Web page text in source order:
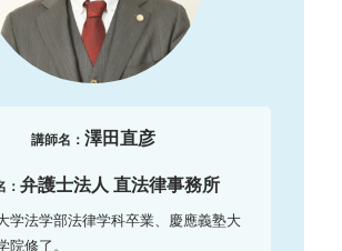
講師名： 澤田直彦
： 弁護士法人 直法律事務所
学法学部法律学科卒業、慶應義塾大
院修了。